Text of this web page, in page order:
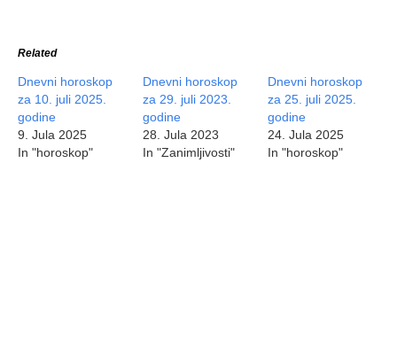
Related
Dnevni horoskop
za 10. juli 2025.
godine
9. Jula 2025
In "horoskop"
Dnevni horoskop
za 29. juli 2023.
godine
28. Jula 2023
In "Zanimljivosti"
Dnevni horoskop
za 25. juli 2025.
godine
24. Jula 2025
In "horoskop"